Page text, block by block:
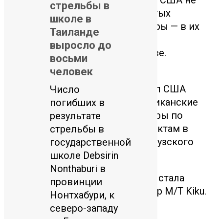
намерены придерживаться взятых
обязательств. Нарушать договоры — в их
природе», — заявили в иранском
внешнеполитическом ведомстве.
В свою очередь Центральное
командование Вооруженных сил США
(CENTCOM) сообщило, что американские
ВВС и авиация ВМС нанесли удары по
десяти иранским военным объектам в
нескольких районах вблизи Ормузского
По данным CENTCOM, операция стала
ответом на атаку Ирана на танкер M/T Kiku.
стрельбы в
школе в
Таиланде
выросло до
восьми
человек
Число
погибших в
результате
стрельбы в
государственной
школе Debsirin
Nonthaburi в
провинции
Нонтхабури, к
северо-западу